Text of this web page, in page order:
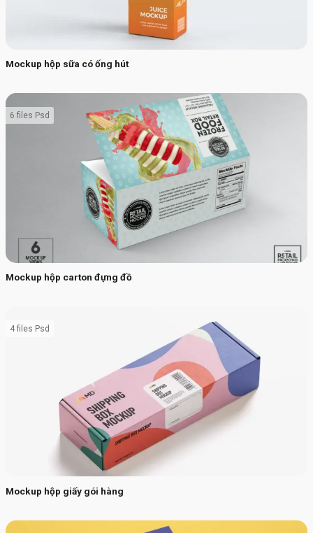
Mockup hộp sữa có ống hút
Mockup hộp carton đựng đồ
6 files Psd
Mockup hộp giấy gói hàng
4 files Psd